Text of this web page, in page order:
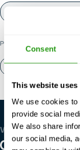
Consent
This website uses
We use cookies
provide social
We also share
our social media,
POPULAIRE CATEGORIEËN
Over ons
WE ZIJN
ONZE